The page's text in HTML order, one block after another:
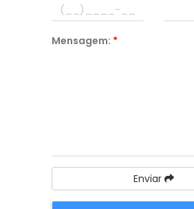
Mensagem: *
Enviar